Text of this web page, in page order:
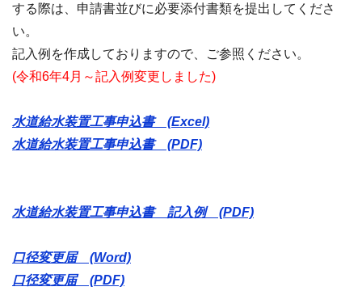
する際は、申請書並びに必要添付書類を提出してくださ
い。
記入例を作成しておりますので、ご参照ください。
(令和6年4月～記入例変更しました)
水道給水装置工事申込書 (Excel)
水道給水装置工事申込書 (PDF)
水道給水装置工事申込書 記入例 (PDF)
口径変更届 (Word)
口径変更届 (PDF)